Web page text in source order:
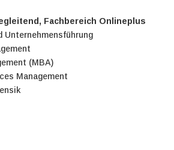
Fachbereich Onlineplus
Unternehmensführung
(MBA)
Management